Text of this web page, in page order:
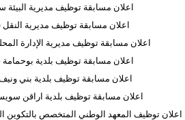
اعلان مسابقة توظيف مديرية البيئة
اعلان مسابقة توظيف مديرية النقل
اعلان مسابقة توظيف مديرية الإدارة
اعلان مسابقة توظيف بلدية بوحمامة
اعلان مسابقة توظيف بلدية بني ونيف
اعلان مسابقة توظيف بلدية اراقن سويسي
اعلان توظيف المعهد الوطني المتخصص بالتكوين